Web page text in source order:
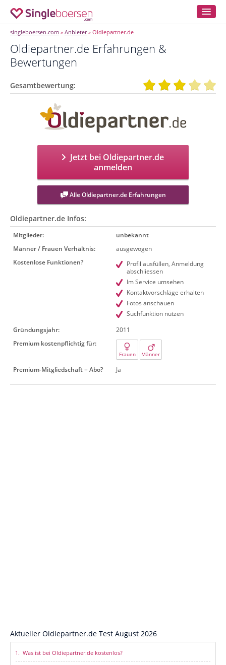
singleboersen.com » Anbieter» Oldiepartner.de
Oldiepartner.de Erfahrungen &
Bewertungen
Gesamtbewertung:
Jetzt bei Oldiepartner.de
anmelden
Alle Oldiepartner.de Erfahrungen
Oldiepartner.de Infos:
Mitglieder:
unbekannt
Männer / Frauen Verhältnis:
ausgewogen
Kostenlose Funktionen?
Profil ausfüllen, Anmeldung
abschliessen
Im Service umsehen
Kontaktvorschläge erhalten
Fotos anschauen
Suchfunktion nutzen
Gründungsjahr:
2011
Premium kostenpflichtig für:
Frauen Männer
Premium-Mitgliedschaft = Abo? Ja
Aktueller Oldiepartner.de Test August 2026
Was ist bei Oldiepartner.de kostenlos?